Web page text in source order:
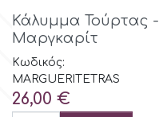
Κάλυμμα Τούρτας -
Μαργκαρίτ
Κωδικός:
MARGUERITETRAS
Τιμή
26,00 €